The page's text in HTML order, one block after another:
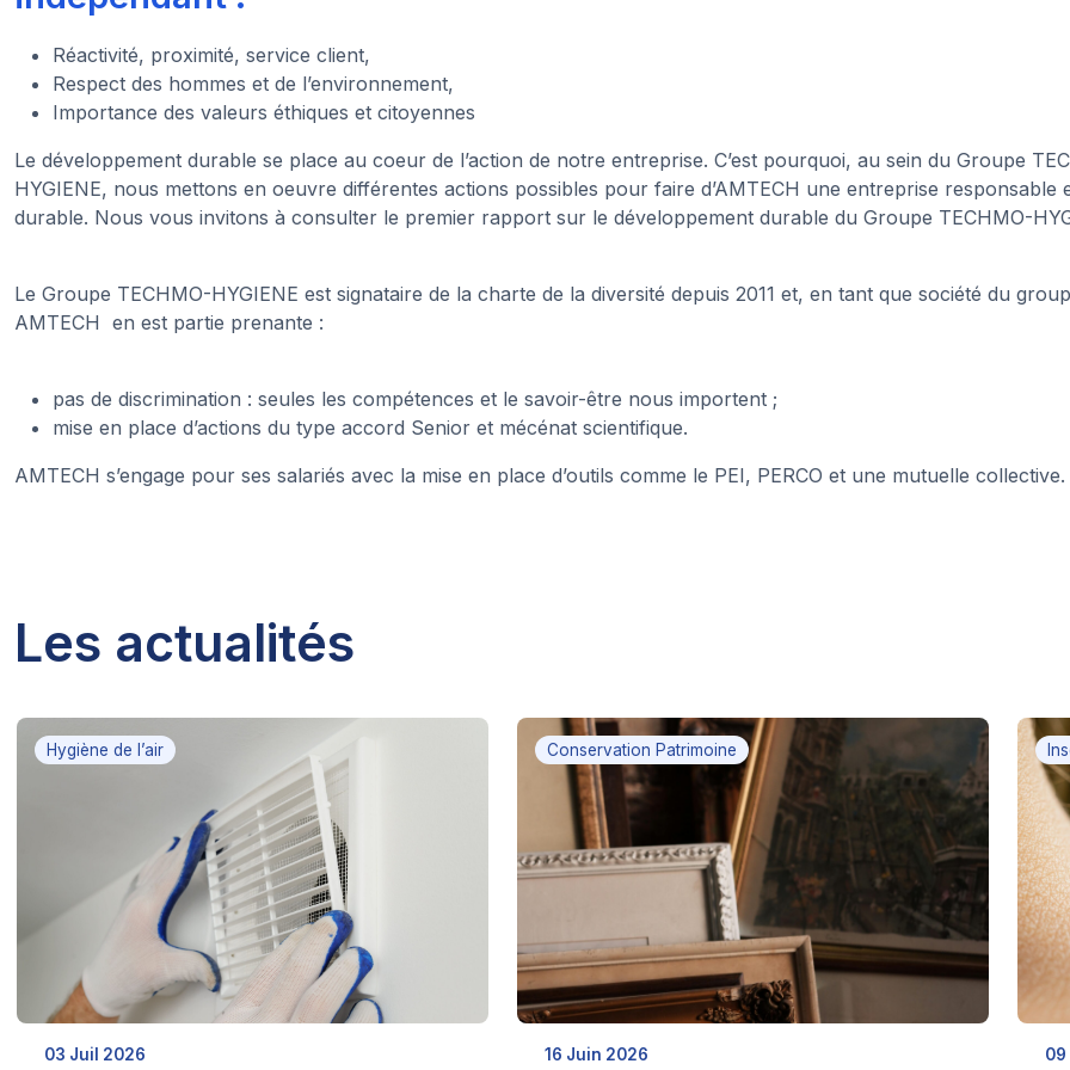
Réactivité, proximité, service client,
Respect des hommes et de l’environnement,
Importance des valeurs éthiques et citoyennes
Le développement durable se place au coeur de l’action de notre entreprise. C’est pourquoi, au sein du Groupe
HYGIENE, nous mettons en oeuvre différentes actions possibles pour faire d’AMTECH une entreprise responsable
durable. Nous vous invitons à consulter le premier rapport sur le développement durable du Groupe TECHMO-
Le Groupe TECHMO-HYGIENE est signataire de la charte de la diversité depuis 2011 et, en tant que société du
AMTECH en est partie prenante :
pas de discrimination : seules les compétences et le savoir-être nous importent ;
mise en place d’actions du type accord Senior et mécénat scientifique.
AMTECH s’engage pour ses salariés avec la mise en place d’outils comme le PEI, PERCO et une mutuelle collective.
Les actualités
Hygiène de l’air
03 Juil 2026
Conservation Patrimoine
16 Juin 2026 09